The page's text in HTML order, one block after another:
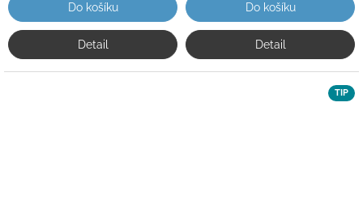
Do košíku
Detail
Do košíku
Detail
TIP